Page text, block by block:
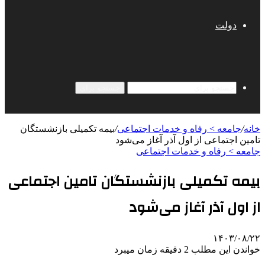
دولت
خانه/جامعه > رفاه و خدمات اجتماعی/بیمه تکمیلی بازنشستگان
تامین اجتماعی از اول آذر آغاز می‌شود
جامعه > رفاه و خدمات اجتماعی
بیمه تکمیلی بازنشستگان تامین اجتماعی
از اول آذر آغاز می‌شود
۱۴۰۳/۰۸/۲۲
خواندن این مطلب 2 دقیقه زمان میبرد